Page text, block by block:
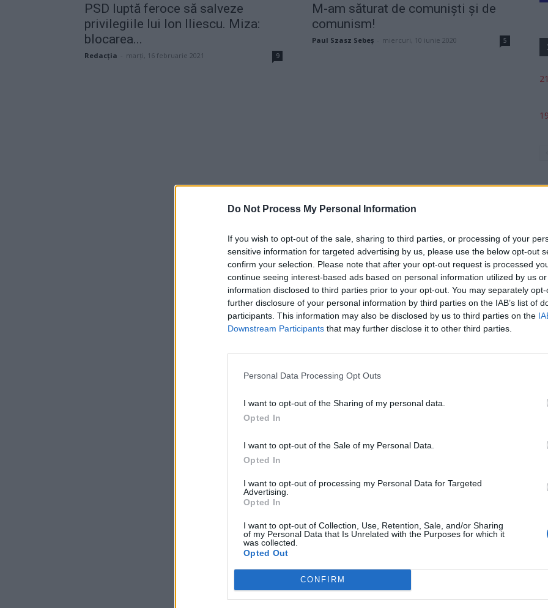
Do Not Process My Personal Information
If you wish to opt-out of the sale, sharing to third parties, or processing of your
sensitive information for targeted advertising by us, please use the below opt-out
confirm your selection. Please note that after your opt-out request is processed
continue seeing interest-based ads based on personal information utilized by us
information disclosed to third parties prior to your opt-out. You may separately
further disclosure of your personal information by third parties on the IAB’s list of
participants. This information may also be disclosed by us to third parties on the
Downstream Participants that may further disclose it to other third parties.
Personal Data Processing Opt Outs
I want to opt-out of the Sharing of my personal data.
Opted In
I want to opt-out of the Sale of my Personal Data.
Opted In
I want to opt-out of processing my Personal Data for Targeted
Advertising.
Opted In
I want to opt-out of Collection, Use, Retention, Sale, and/or Sharing
of my Personal Data that Is Unrelated with the Purposes for which it
was collected.
Opted Out
CONFIRM
PSD luptă feroce să salveze
privilegiile lui Ion Iliescu. Miza:
blocarea...
Redacţia marți, 16 februarie 2021 9
M-am săturat de comuniști și de
comunism!
Paul Szasz Sebeș miercuri, 10 iunie 2020 5